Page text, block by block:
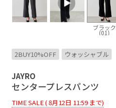
ブラック
(01)
2BUY10%OFF ウォッシャブル
JAYRO
センタープレスパンツ
TIME SALE ( 8月12日 11:59 まで)